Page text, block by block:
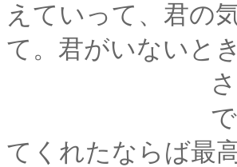
えていって、君の
て。君がいないと
させて
できること
てくれたならば最